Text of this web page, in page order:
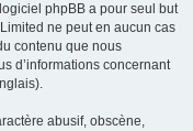
phpBB a pour seul but
ne peut en aucun cas
contenu que nous
d’informations concernant
abusif, obscène,